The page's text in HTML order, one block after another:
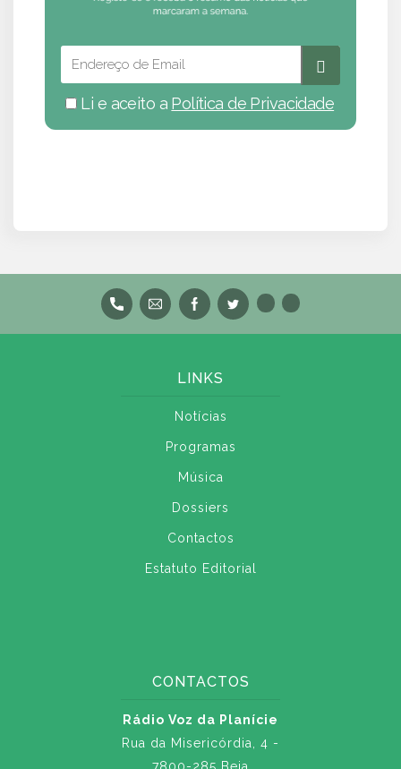
Li e aceito a Política de Privacidade
LINKS
Notícias
Programas
Música
Dossiers
Contactos
Estatuto Editorial
CONTACTOS
Rádio Voz da Planície
Rua da Misericórdia, 4 -